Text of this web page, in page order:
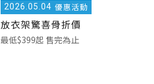
2026. 05.04 優惠活動
放衣架驚喜骨折價
最低$399起 售完為止